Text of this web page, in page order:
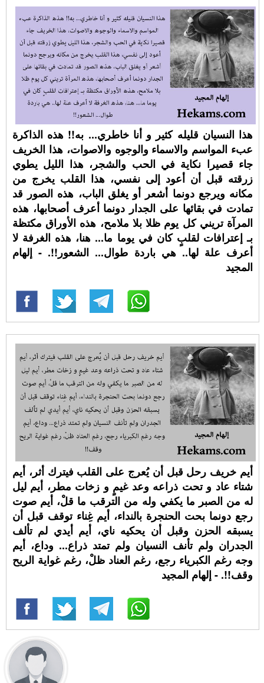
هذا النسيان قليله كثير و أنا خاطري... به!! هذه الذاكرة
عبء المواسم والاسماء والوجوه والاصوات، هذا الخريف
جاء قصيرا نكاية في الحب والشجر، هذا الليل يطوي
زرقته قبل أن أعود إلى نفسي، هذا القلب يخرج من
مكانه ويرجع دونما أشعر أو يغلق الباب، هذه الصور قد
تمادت في بقائها على الجدار دونما أعرف أصحابها، هذه
المرآة تريني كل يوم ظلا بلا ملامح، هذه الأوراق مكتظة
بـ إعترافات لقلبٍ كان في يوما ما... هنا، هذه الغرفة لا
أعرف علة لها.. هي باردة طوال... الشعور!!. - إلهام
المجيد
أيم خريف رحل قبل أن يُعرج على القلب فيترك أثر، أيم
شتاء عاد و تحت ذراعه وعد غيمٍ و زخات مطر، أيم ليل
له من الصبر ما يكفي وله من الترقب ما قلْ، أيم صوت
رجع دونما بحت الحنجرة بالنداء، أيم غِناء توقف قبل أن
يسبقه الحزن وقبل أن يحكيه ناي، أيم أيدي لم تألف
الجدران ولم تأنف النسيان ولم تمتد ذراع... وداع، أيم
وجه رغم الكبرياء رجع، رغم العناد ظلْ، رغم غواية الريح
وقف!!. - إلهام المجيد